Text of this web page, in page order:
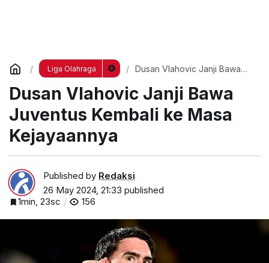
Liga Olahraga
Dusan Vlahovic Janji Bawa
Kejayaannya
Dusan Vlahovic Janji Bawa
Juventus Kembali ke Masa
Kejayaannya
Published by Redaksi
26 May 2024, 21:33 published
1min, 23sc
156